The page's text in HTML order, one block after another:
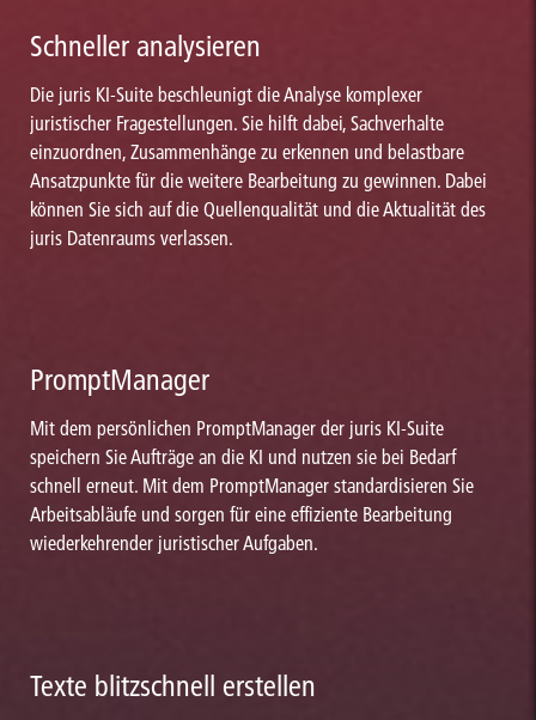
Schneller analysieren
Die juris KI-Suite beschleunigt die Analyse komplexer
juristischer Fragestellungen. Sie hilft dabei, Sachverhalte
einzuordnen, Zusammenhänge zu erkennen und belastbare
Ansatzpunkte für die weitere Bearbeitung zu gewinnen. Dabei
können Sie sich auf die Quellenqualität und die Aktualität des
juris Datenraums verlassen.
PromptManager
Mit dem persönlichen PromptManager der juris KI-Suite
speichern Sie Aufträge an die KI und nutzen sie bei Bedarf
schnell erneut. Mit dem PromptManager standardisieren Sie
Arbeitsabläufe und sorgen für eine effiziente Bearbeitung
wiederkehrender juristischer Aufgaben.
Texte blitzschnell erstellen